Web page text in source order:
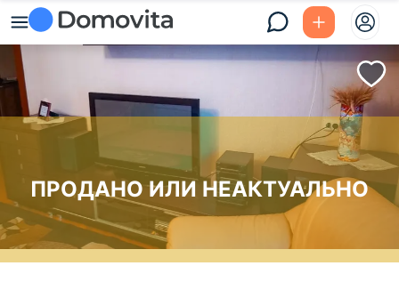
ПРОДАНО ИЛИ НЕАКТУАЛЬНО